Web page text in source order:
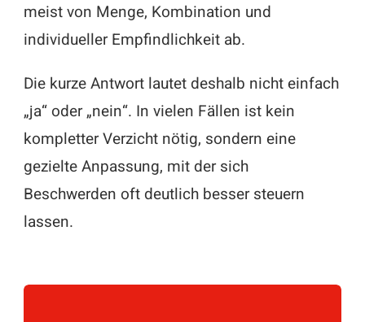
meist von Menge, Kombination und
individueller Empfindlichkeit ab.
Die kurze Antwort lautet deshalb nicht einfach
„ja“ oder „nein“. In vielen Fällen ist kein
kompletter Verzicht nötig, sondern eine
gezielte Anpassung, mit der sich
Beschwerden oft deutlich besser steuern
lassen.